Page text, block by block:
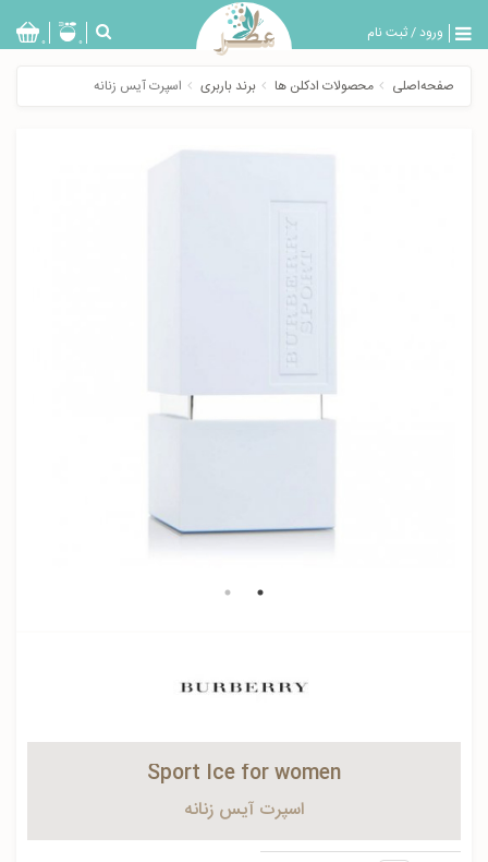
ورود/ثبت نام
بازگشت
0 0
صفحه‌اصلی محصولات ادکلن ها برند باربری اسپرت آيس زنانه
Sport Ice for women
اسپرت آيس زنانه